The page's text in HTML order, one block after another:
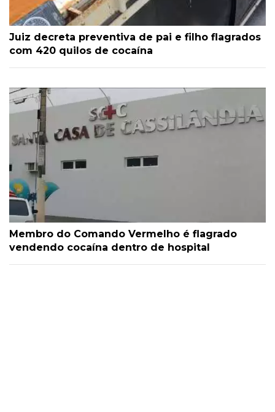
Juiz decreta preventiva de pai e filho flagrados
com 420 quilos de cocaína
Membro do Comando Vermelho é flagrado
vendendo cocaína dentro de hospital